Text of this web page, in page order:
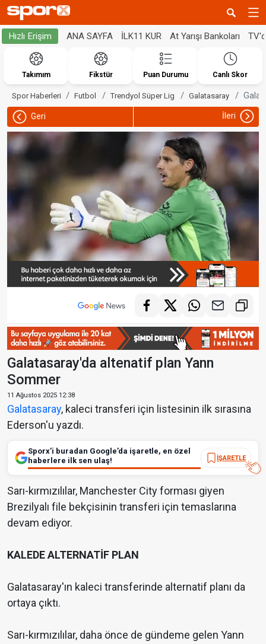
Hızlı Erişim ANA SAYFA İLK11 KUR At Yarışı Bankoları
Takımım Fikstür Puan Durumu Canlı Skor
Spor Haberleri Futbol Trendyol Süper Lig Galatasaray
Geri İleri
Galatasaray'da altenatif plan Yann
Sommer
11 Ağustos 2025 12:38
Galatasaray, kaleci transferi için listesinin ilk sırasına
Ederson'u yazdı.
Sporx’i buradan Google’da işaretle, en özel
haberlere ilk sen ulaş!
İŞARETLE
Sarı-kırmızılılar, Manchester City forması giyen
Brezilyalı file bekçisinin transferi için temaslarına
devam ediyor.
KALEDE ALTERNATİF PLAN
Galatasaray'ın kaleci transferinde alternatif planı da
ortaya çıktı.
Sarı-kırmızılılar, daha önce de gündeme gelen Yann